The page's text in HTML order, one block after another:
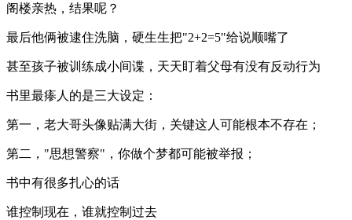
阁楼亲热，结果呢？
最后他俩被逮住洗脑，硬生生把"2+2=5"给说顺嘴了
甚至孩子被训练成小间谍，天天盯着父母有没有反动行为
书里最瘆人的是三大设定：
第一，老大哥头像贴满大街，关键这人可能根本不存在；
第二，"思想警察"，你做个梦都可能被举报；
书中有很多扎心的话
谁控制现在，谁就控制过去